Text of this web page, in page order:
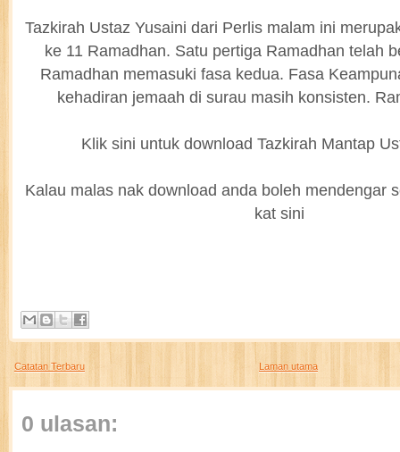
Tazkirah Ustaz Yusaini dari Perlis malam ini
ke 11 Ramadhan. Satu pertiga Ramadhan telah
Ramadhan memasuki fasa kedua. Fasa
kehadiran jemaah di surau masih konsisten.
Klik sini untuk download Tazkirah Mantap
Kalau malas nak download anda boleh mendengar
kat sini
Catatan Terbaru Laman utama
0 ulasan: